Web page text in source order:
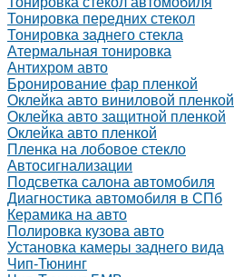
Тонировка передних стекол
Тонировка заднего стекла
Атермальная тонировка
Антихром авто
Бронирование фар пленкой
Оклейка авто виниловой пленкой
Оклейка авто защитной пленкой
Оклейка авто пленкой
Пленка на лобовое стекло
Автосигнализации
Подсветка салона автомобиля
Диагностика автомобиля в СПб
Керамика на авто
Полировка кузова авто
Установка камеры заднего вида
Чип-Тюнинг